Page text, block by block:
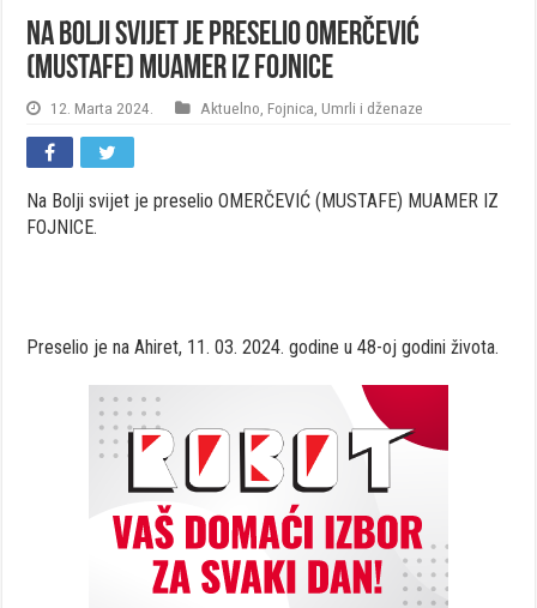
Na Bolji svijet je preselio OMERČEVIĆ
(MUSTAFE) MUAMER IZ FOJNICE
12. Marta 2024. Aktuelno Fojnica Umrli i dženaze
Na Bolji svijet je preselio OMERČEVIĆ (MUSTAFE) MUAMER IZ
FOJNICE.
Preselio je na Ahiret, 11. 03. 2024. godine u 48-oj godini života.